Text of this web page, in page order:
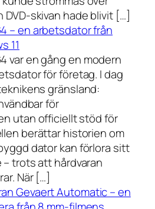
skivan hade blivit […]
– en arbetsdator från
11
var en gång en modern
för företag. I dag
gränsland:
för
utan officiellt stöd för
berättar historien om
dator kan förlora sitt
trots att hårdvaran
När […]
Gevaert Automatic – en